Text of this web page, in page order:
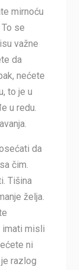
mirnoću
se
važne
da
nećete
to je u
u redu.
da
čim.
Tišina
želja.
imati misli
ni
razlog